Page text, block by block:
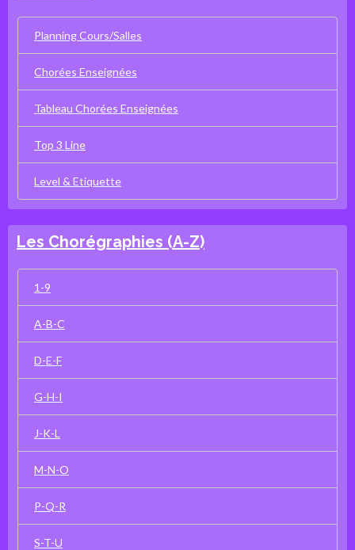
Planning Cours/Salles
Chorées Enseignées
Tableau Chorées Enseignées
Top 3 Line
Level & Etiquette
Les Chorégraphies (A-Z)
1-9
A-B-C
D-E-F
G-H-I
J-K-L
M-N-O
P-Q-R
S-T-U